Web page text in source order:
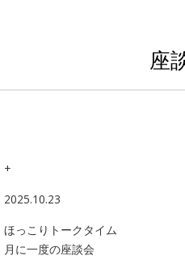
座
+
2025.10.23
ほっこりトークタイム
月に一度の座談会